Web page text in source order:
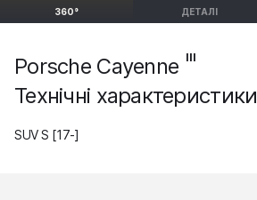
360° ДЕТАЛІ
Porsche Cayenne III
Технічні характеристики
SUV S [17-]